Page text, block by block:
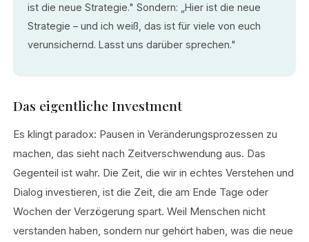
ist die neue Strategie." Sondern: „Hier ist die neue
Strategie – und ich weiß, das ist für viele von euch
verunsichernd. Lasst uns darüber sprechen."
Das eigentliche Investment
Es klingt paradox: Pausen in Veränderungsprozessen zu
machen, das sieht nach Zeitverschwendung aus. Das
Gegenteil ist wahr. Die Zeit, die wir in echtes Verstehen und
Dialog investieren, ist die Zeit, die am Ende Tage oder
Wochen der Verzögerung spart. Weil Menschen nicht
verstanden haben, sondern nur gehört haben, was die neue